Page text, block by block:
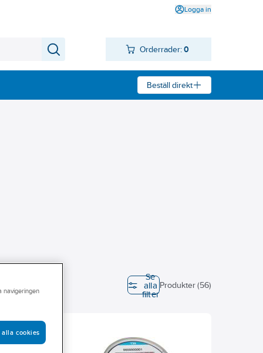
Logga in
Orderrader: 0
Beställ direkt
Höjd
Se
alla
filter
Produkter (56)
navigeringen
alla cookies